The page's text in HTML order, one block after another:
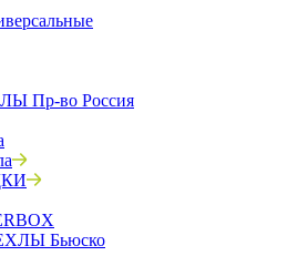
Пр-во Россия
Бьюско